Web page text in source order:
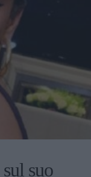
suo